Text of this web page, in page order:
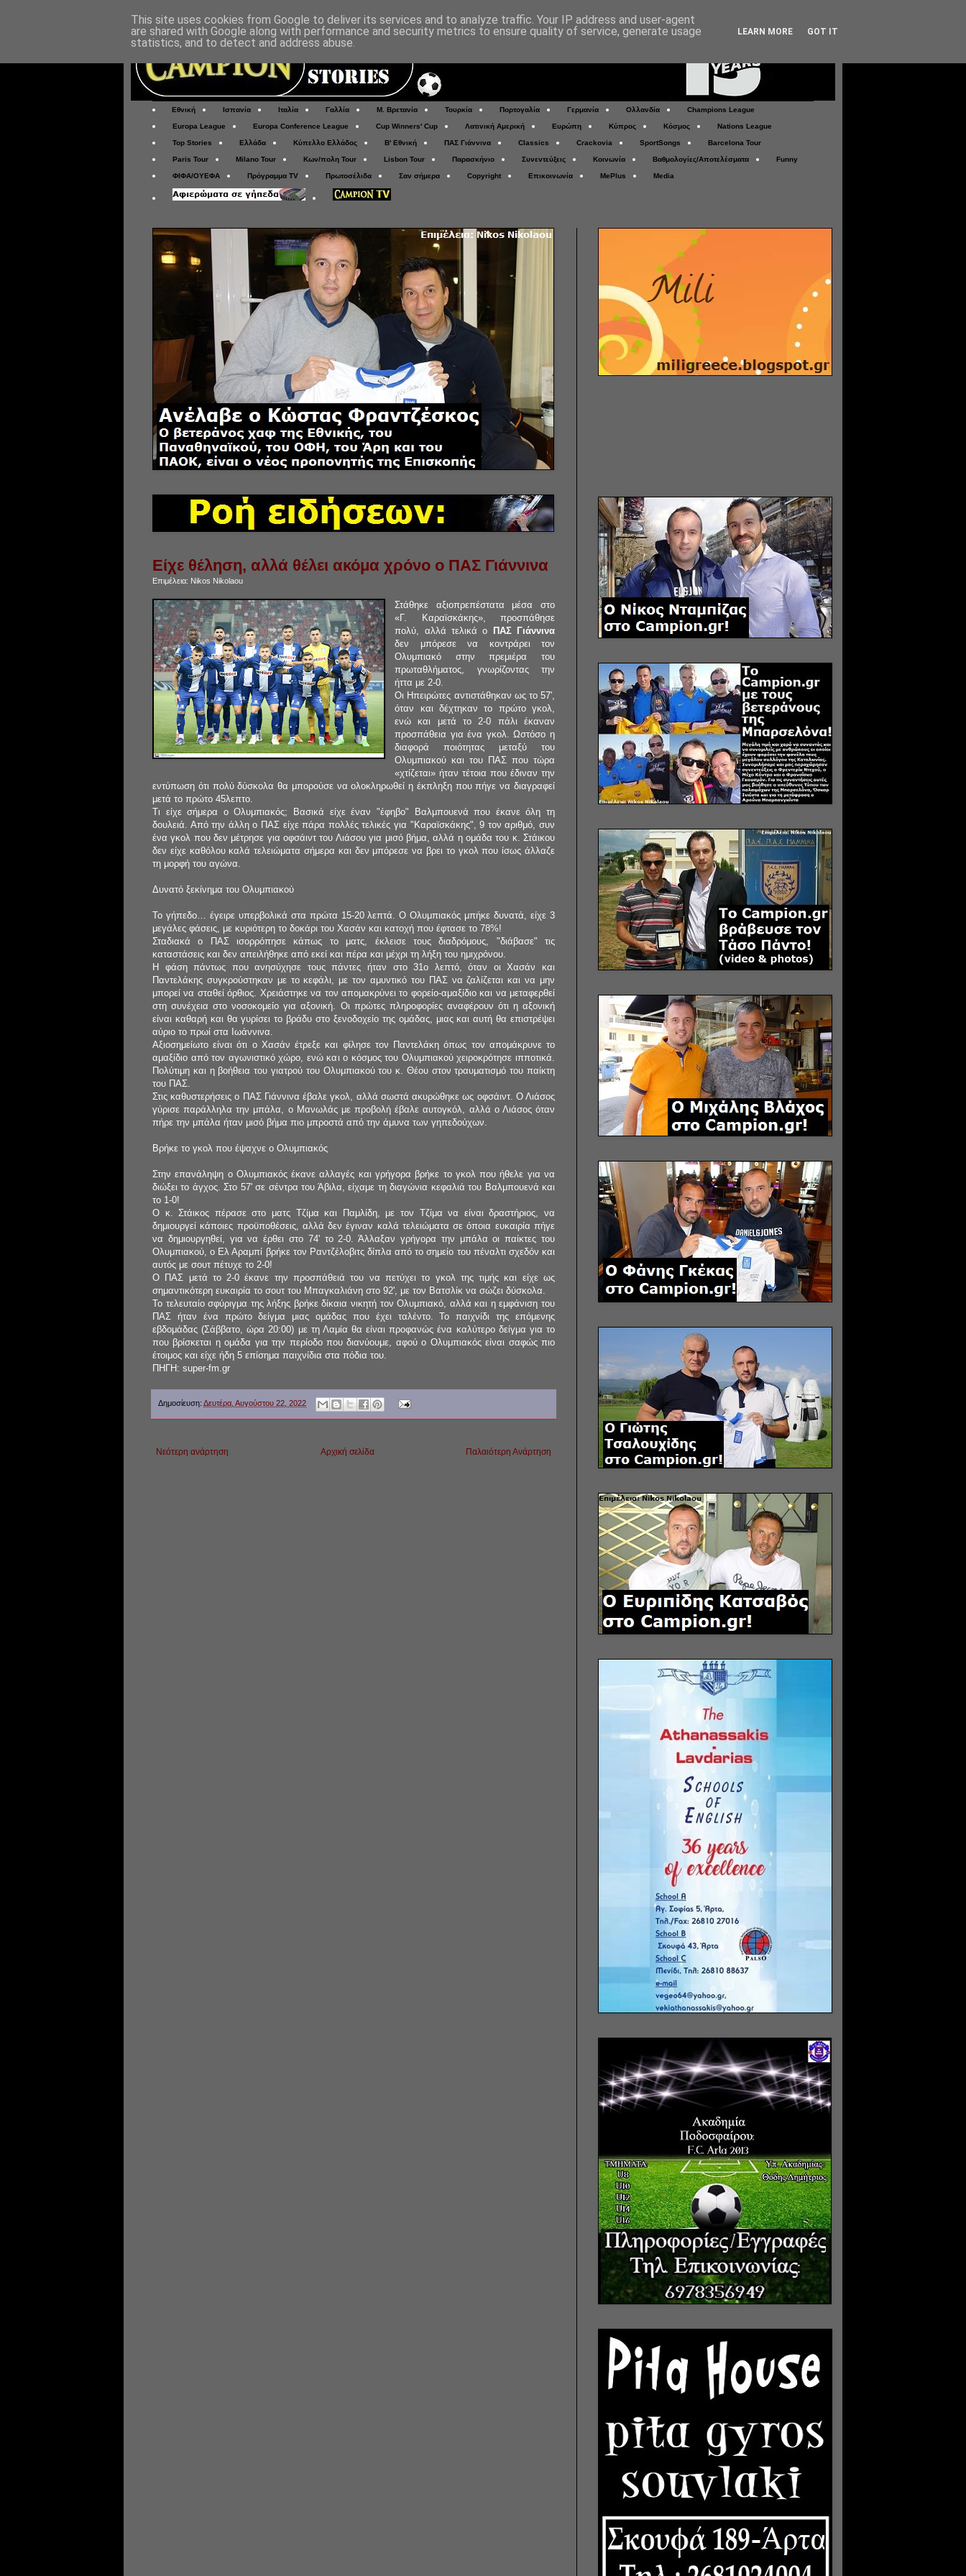
Εθνική Ισπανία Ιταλία Γαλλία Μ. Βρετανία Τουρκία Πορτογαλία Γερμανία Ολλανδία Champions League
Europa League Europa Conference League Cup Winners' Cup Λατινική Αμερική Ευρώπη Κύπρος Κόσμος Nations League
Top Stories Ελλάδα Κύπελλο Ελλάδος Β' Εθνική ΠΑΣ Γιάννινα Classics Crackovia SportSongs Barcelona Tour
Paris Tour Milano Tour Κων/πολη Tour Lisbon Tour Παρασκήνιο Συνεντεύξεις Κοινωνία Βαθμολογίες/Αποτελέσματα Funny
ΦΙΦΑ/ΟΥΕΦΑ Πρόγραμμα TV Πρωτοσέλιδα Σαν σήμερα Copyright Επικοινωνία MePlus Media
Είχε θέληση, αλλά θέλει ακόμα χρόνο ο ΠΑΣ Γιάννινα
Επιμέλεια: Nikos Nikolaou
Στάθηκε αξιοπρεπέστατα μέσα στο
«Γ. Καραϊσκάκης», προσπάθησε
πολύ, αλλά τελικά ο
ΠΑΣ Γιάννινα
δεν μπόρεσε να κοντράρει τον
Ολυμπιακό στην πρεμιέρα του
πρωταθλήματος, γνωρίζοντας την
ήττα με 2-0.
Οι Ηπειρώτες αντιστάθηκαν ως το 57',
όταν και δέχτηκαν το πρώτο γκολ,
ενώ και μετά το 2-0 πάλι έκαναν
προσπάθεια για ένα γκολ. Ωστόσο η
διαφορά ποιότητας μεταξύ του
Ολυμπιακού και του ΠΑΣ που τώρα
«χτίζεται» ήταν τέτοια που έδιναν την
εντύπωση ότι πολύ δύσκολα θα μπορούσε να ολοκληρωθεί η έκπληξη που πήγε να διαγραφεί
μετά το πρώτο 45λεπτο.
Τι είχε σήμερα ο Ολυμπιακός; Βασικά είχε έναν "έφηβο" Βαλμπουενά που έκανε όλη τη
δουλειά. Από την άλλη ο ΠΑΣ είχε πάρα πολλές τελικές για "Καραϊσκάκης", 9 τον αριθμό, συν
ένα γκολ που δεν μέτρησε για οφσάιντ του Λιάσου για μισό βήμα, αλλά η ομάδα του κ. Στάικου
δεν είχε καθόλου καλά τελειώματα σήμερα και δεν μπόρεσε να βρει το γκολ που ίσως άλλαζε
τη μορφή του αγώνα.
Δυνατό ξεκίνημα του Ολυμπιακού
Το γήπεδο… έγειρε υπερβολικά στα πρώτα 15-20 λεπτά. Ο Ολυμπιακός μπήκε δυνατά, είχε 3
μεγάλες φάσεις, με κυριότερη το δοκάρι του Χασάν και κατοχή που έφτασε το 78%!
Σταδιακά ο ΠΑΣ ισορρόπησε κάπως το ματς, έκλεισε τους διαδρόμους, "διάβασε" τις
καταστάσεις και δεν απειλήθηκε από εκεί και πέρα και μέχρι τη λήξη του ημιχρόνου.
Η φάση πάντως που ανησύχησε τους πάντες ήταν στο 31ο λεπτό, όταν οι Χασάν και
Παντελάκης συγκρούστηκαν με το κεφάλι, με τον αμυντικό του ΠΑΣ να ζαλίζεται και να μην
μπορεί να σταθεί όρθιος. Χρειάστηκε να τον απομακρύνει το φορείο-αμαξίδιο και να μεταφερθεί
στη συνέχεια στο νοσοκομείο για αξονική. Οι πρώτες πληροφορίες αναφέρουν ότι η αξονική
είναι καθαρή και θα γυρίσει το βράδυ στο ξενοδοχείο της ομάδας, μιας και αυτή θα επιστρέψει
αύριο το πρωί στα Ιωάννινα.
Αξιοσημείωτο είναι ότι ο Χασάν έτρεξε και φίλησε τον Παντελάκη όπως τον απομάκρυνε το
αμαξίδιο από τον αγωνιστικό χώρο, ενώ και ο κόσμος του Ολυμπιακού χειροκρότησε ιπποτικά.
Πολύτιμη και η βοήθεια του γιατρού του Ολυμπιακού του κ. Θέου στον τραυματισμό του παίκτη
του ΠΑΣ.
Στις καθυστερήσεις ο ΠΑΣ Γιάννινα έβαλε γκολ, αλλά σωστά ακυρώθηκε ως οφσάιντ. Ο Λιάσος
γύρισε παράλληλα την μπάλα, ο Μανωλάς με προβολή έβαλε αυτογκόλ, αλλά ο Λιάσος όταν
πήρε την μπάλα ήταν μισό βήμα πιο μπροστά από την άμυνα των γηπεδούχων.
Βρήκε το γκολ που έψαχνε ο Ολυμπιακός
Στην επανάληψη ο Ολυμπιακός έκανε αλλαγές και γρήγορα βρήκε το γκολ που ήθελε για να
διώξει το άγχος. Στο 57' σε σέντρα του Άβιλα, είχαμε τη διαγώνια κεφαλιά του Βαλμπουενά και
το 1-0!
Ο κ. Στάικος πέρασε στο ματς Τζίμα και Παμλίδη, με τον Τζίμα να είναι δραστήριος, να
δημιουργεί κάποιες προϋποθέσεις, αλλά δεν έγιναν καλά τελειώματα σε όποια ευκαιρία πήγε
να δημιουργηθεί, για να έρθει στο 74' το 2-0. Άλλαξαν γρήγορα την μπάλα οι παίκτες του
Ολυμπιακού, ο Ελ Αραμπί βρήκε τον Ραντζέλοβιτς δίπλα από το σημείο του πέναλτι σχεδόν και
αυτός με σουτ πέτυχε το 2-0!
Ο ΠΑΣ μετά το 2-0 έκανε την προσπάθειά του να πετύχει το γκολ της τιμής και είχε ως
σημαντικότερη ευκαιρία το σουτ του Μπαγκαλιάνη στο 92', με τον Βατσλίκ να σώζει δύσκολα.
Το τελευταίο σφύριγμα της λήξης βρήκε δίκαια νικητή τον Ολυμπιακό, αλλά και η εμφάνιση του
ΠΑΣ ήταν ένα πρώτο δείγμα μιας ομάδας που έχει ταλέντο. Το παιχνίδι της επόμενης
εβδομάδας (Σάββατο, ώρα 20:00) με τη Λαμία θα είναι προφανώς ένα καλύτερο δείγμα για το
που βρίσκεται η ομάδα για την περίοδο που διανύουμε, αφού ο Ολυμπιακός είναι σαφώς πιο
έτοιμος και είχε ήδη 5 επίσημα παιχνίδια στα πόδια του.
ΠΗΓΗ: super-fm.gr
Δημοσίευση: Δευτέρα, Αυγούστου 22, 2022
Νεότερη ανάρτηση Παλαιότερη Ανάρτηση
Αρχική σελίδα
This site uses cookies from Google to deliver its services and to analyze traffic. Your IP address and user-agent
are shared with Google along with performance and security metrics to ensure quality of service, generate usage
statistics, and to detect and address abuse.
LEARN MORE GOT IT